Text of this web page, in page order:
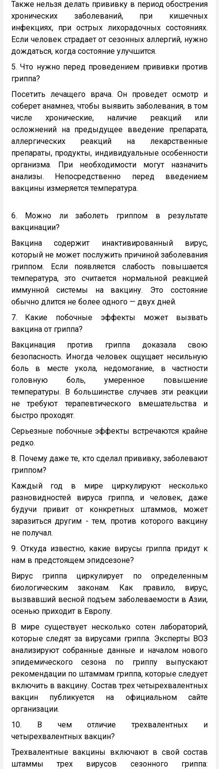
Также нельзя делать прививку в период обострения
хронических заболеваний, при кишечных
инфекциях, при острых лихорадочных состояниях.
Если человек страдает от сезонных аллергий, нужно
дождаться, когда состояние улучшится.
5. Что нужно перед проведением прививки против
гриппа?
Посетить лечащего врача. Он проведет осмотр и
соберет анамнез, чтобы выявить заболевания, в том
числе хронические, наличие реакций или
осложнений на предыдущее введение препарата,
аллергических реакций на лекарственные
препараты, продукты, индивидуальные особенности
организма. При необходимости могут назначить
анализы. Непосредственно перед введением
вакцины измеряется температура.
6. Можно ли заболеть гриппом в результате
вакцинации?
Вакцина содержит инактивированный вирус,
который не может послужить причиной заболевания
гриппом. Если появляется слабость повышается
температура, это считается нормальной реакцией
иммунной системы на вакцину. Это состояние
обычно длится не более одного — двух дней.
7. Какие побочные эффекты может вызвать
вакцина от гриппа?
Вакцинация против гриппа доказала свою
безопасность. Иногда человек ощущает несильную
боль в месте укола, недомогание, в частности
головную боль, умеренное повышение
температуры. В большинстве случаев эти реакции
не требуют терапевтического вмешательства и
быстро проходят.
Серьезные побочные эффекты встречаются крайне
редко.
8. Почему даже те, кто сделал прививку, заболевают
гриппом?
Каждый год в мире циркулируют несколько
разновидностей вируса гриппа, и человек, даже
будучи привит от конкретных штаммов, может
заразиться другим - тем, против которого вакцину
не получал.
9. Откуда известно, какие вирусы гриппа придут к
нам в предстоящем эпидсезоне?
Вирус гриппа циркулирует по определенным
биологическим законам. Как правило, вирус,
вызвавший весной подъем заболеваемости в Азии,
осенью приходит в Европу.
В мире существует несколько сотен лабораторий,
которые следят за вирусами гриппа. Эксперты ВОЗ
анализируют собранные данные и началом нового
эпидемического сезона по гриппу выпускают
рекомендации по штаммам гриппа, которые следует
включить в вакцину. Состав трех четырехвалентных
вакцин публикуется на официальном сайте
организации.
10. В чем отличие трехвалентных и
четырехвалентных вакцин?
Трехвалентные вакцины включают в свой состав
штаммы трех вирусов сезонного гриппа: